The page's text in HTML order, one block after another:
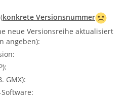
konkrete Versionsnummer
neue Versionsreihe aktualisiert
angeben):
GMX):